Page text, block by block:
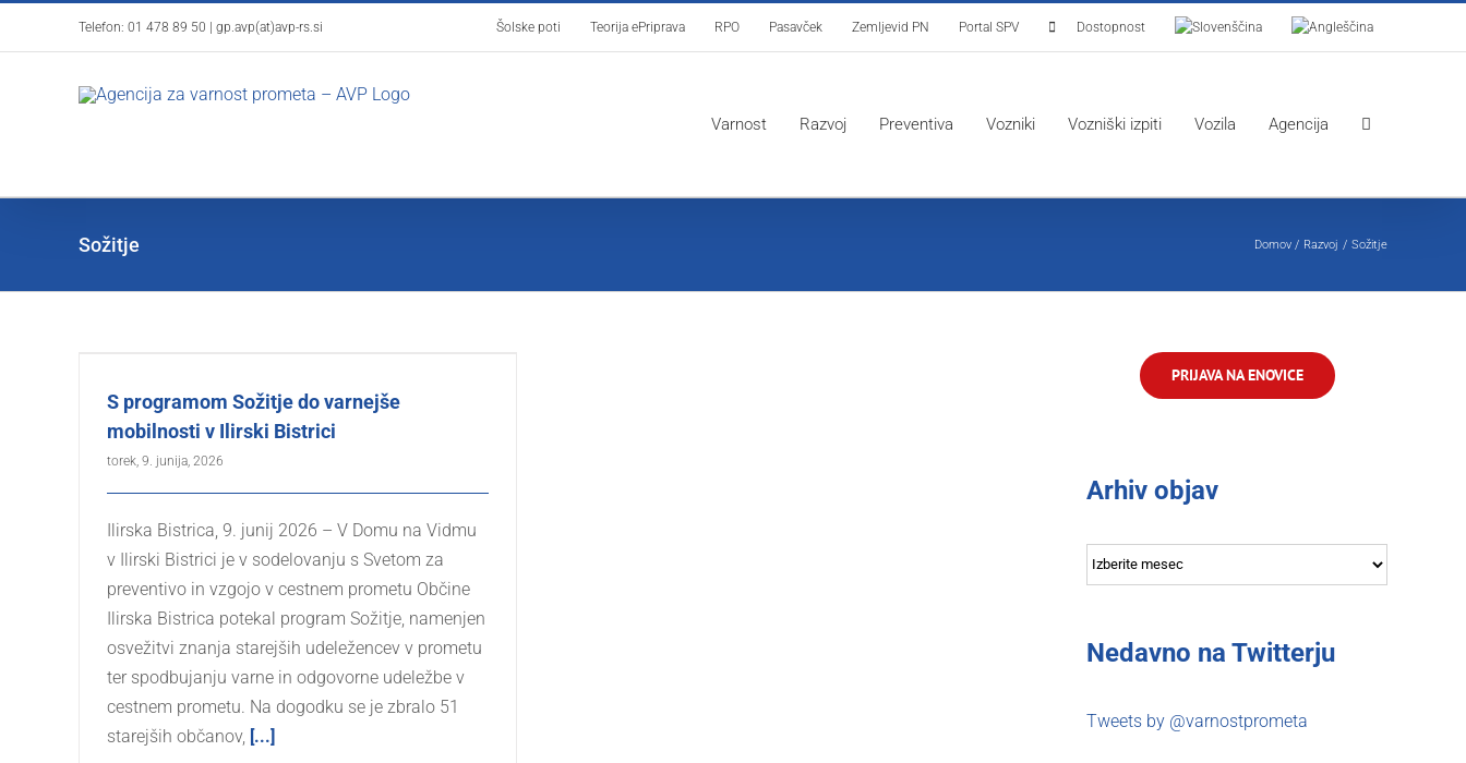
Telefon: 01 478 89 50 gp.avp(at)avp-rs.si Šolske poti Teorija ePriprava RPO Pasavček Zemljevid PN Portal SPV Dostopnost
Varnost Razvoj Preventiva Vozniki Vozniški izpiti Vozila Agencija
Sožitje Domov Razvoj Sožitje
S programom Sožitje do varnejše
mobilnosti v Ilirski Bistrici
torek, 9. junija, 2026
Ilirska Bistrica, 9. junij 2026 – V Domu na Vidmu
v Ilirski Bistrici je v sodelovanju s Svetom za
preventivo in vzgojo v cestnem prometu Občine
Ilirska Bistrica potekal program Sožitje, namenjen
osvežitvi znanja starejših udeležencev v prometu
ter spodbujanju varne in odgovorne udeležbe v
cestnem prometu. Na dogodku se je zbralo 51
starejših občanov, [...]
PRIJAVA NA ENOVICE
Arhiv objav
Arhiv
objav
Nedavno na Twitterju
Tweets by @varnostprometa